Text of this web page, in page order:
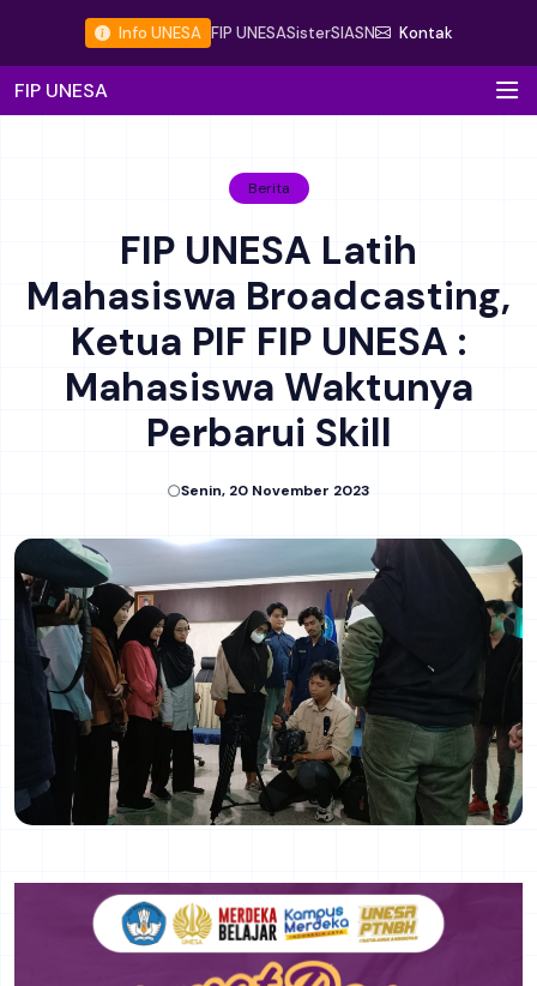
Info UNESA FIP UNESASisterSIASN Kontak
FIP UNESA
Berita
FIP UNESA Latih
Mahasiswa Broadcasting,
Ketua PIF FIP UNESA :
Mahasiswa Waktunya
Perbarui Skill
Senin, 20 November 2023